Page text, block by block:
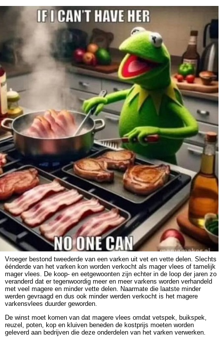
Vroeger bestond tweederde van een varken uit vet en vette delen. Slechts
éénderde van het varken kon worden verkocht als mager vlees of tamelijk
mager vlees. De koop- en eetgewoonten zijn echter in de loop der jaren zo
veranderd dat er tegenwoordig meer en meer varkens worden verhandeld
met veel magere en minder vette delen. Naarmate die laatste minder
werden gevraagd en dus ook minder werden verkocht is het magere
varkensvlees duurder geworden.
De winst moet komen van dat magere vlees omdat vetspek, buikspek,
reuzel, poten, kop en kluiven beneden de kostprijs moeten worden
geleverd aan bedrijven die deze onderdelen van het varken verwerken.